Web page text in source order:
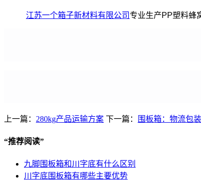
江苏一个箱子新材料有限公司专业生产PP塑料蜂
上一篇： 280kg产品运输方案 下一篇： 围板箱：物流包
“推荐阅读”
九脚围板箱和川字底有什么区别
川字底围板箱有哪些主要优势